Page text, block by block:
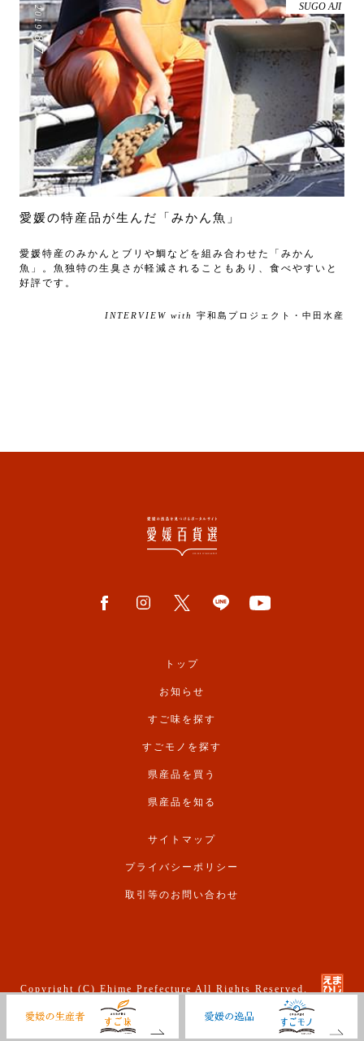
2019
.
8
.
7
SUGO AJI
愛媛の特産品が生んだ「みかん魚」
愛媛特産のみかんとブリや鯛などを組み合わせた「みかん
魚」。魚独特の生臭さが軽減されることもあり、食べやすいと
好評です。
INTERVIEW with 宇和島プロジェクト・中田水産
トップ
お知らせ
すご味を探す
すごモノを探す
県産品を買う
県産品を知る
サイトマップ
プライバシーポリシー
取引等のお問い合わせ
Copyright (C) Ehime Prefecture All Rights Reserved.